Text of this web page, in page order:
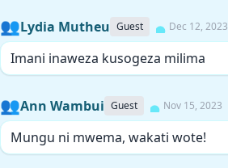
👥Lydia Mutheu Guest Dec 12, 2023
Imani inaweza kusogeza milima
👥Ann Wambui Guest Nov 15, 2023
Mungu ni mwema, wakati wote!